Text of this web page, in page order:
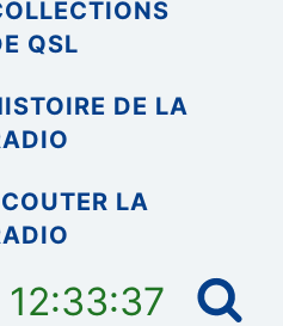
QSL
DE LA
LA
12:33:37